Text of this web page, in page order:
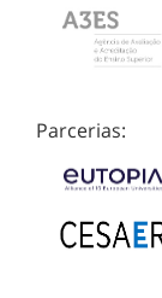
Parcerias: